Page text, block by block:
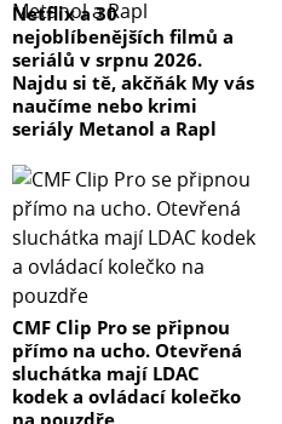
Netflix a 30
nejoblíbenějších filmů a
seriálů v srpnu 2026.
Najdu si tě, akčňák My vás
naučíme nebo krimi
seriály Metanol a Rapl
CMF Clip Pro se připnou
přímo na ucho. Otevřená
sluchátka mají LDAC
kodek a ovládací kolečko
na pouzdře